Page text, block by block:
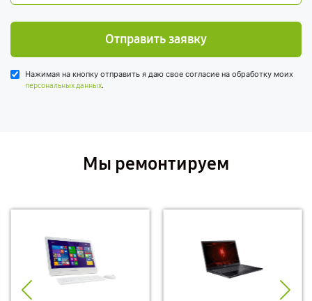
Отправить заявку
Нажимая на кнопку отправить я даю свое согласие на обработку моих
персональных данных.
Мы ремонтируем